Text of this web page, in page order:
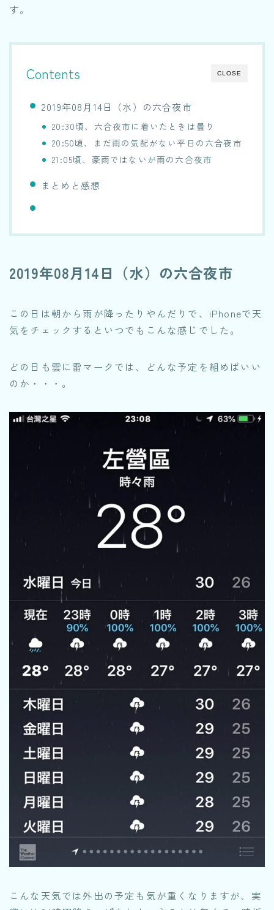
す。
CLOSE
Contents
2019年08月14日（水）の六合夜市
20:30頃、六合夜市に着いたときは曇り
20:50頃、まだ雨の気配がない平日の六合夜市
21:05頃、豪雨ではないが雨の六合夜市
まとめと感想
2019年08月14日（水）の六合夜市
この日は朝から雨が降ったりやんだりで、iPhoneで天
気をチェックするといつでもこんな感じでした。
どの日も雲に雷マークでは、どんな予定を組めばいい
のか・・・。
こんな天気では外出の予定も気が重くなりますが、実